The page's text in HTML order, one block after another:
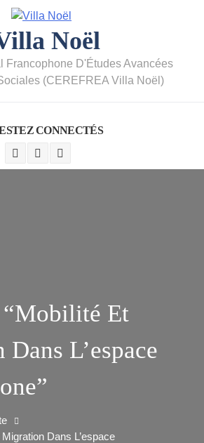
Noël
Francophone D'Études Avancées
(CEREFREA Villa Noël)
CONNECTÉS
Et
L’espace
Dans L’espace